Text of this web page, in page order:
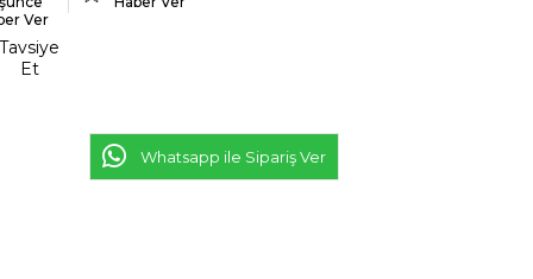
Ver
Tavsiye
Et
Whatsapp ile Sipariş Ver